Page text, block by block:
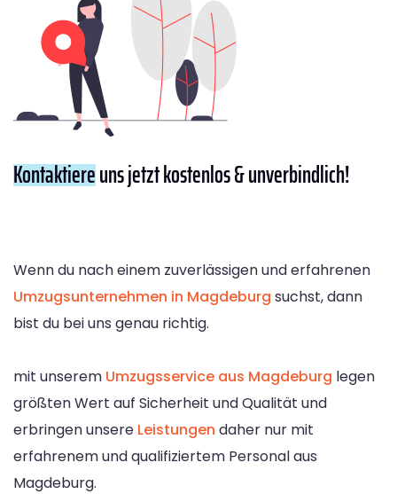
Kontaktiereuns jetzt kostenlos & unverbindlich!
Wenn du nach einem zuverlässigen und erfahrenen
Umzugsunternehmen in Magdeburg suchst, dann
bist du bei uns genau richtig.
mit unserem Umzugsservice aus Magdeburg legen
größten Wert auf Sicherheit und Qualität und
erbringen unsere Leistungen daher nur mit
erfahrenem und qualifiziertem Personal aus
Magdeburg.